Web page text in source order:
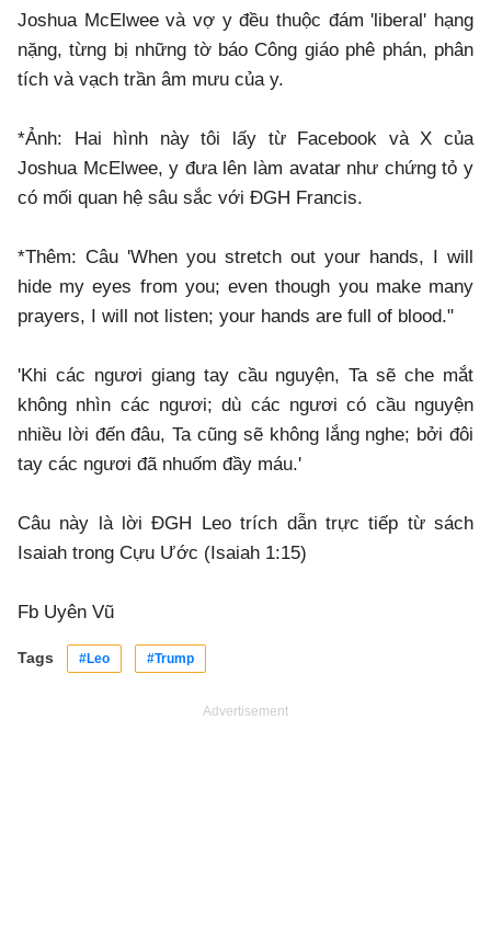
Joshua McElwee và vợ y đều thuộc đám 'liberal' hạng
nặng, từng bị những tờ báo Công giáo phê phán, phân
tích và vạch trần âm mưu của y.
*Ảnh: Hai hình này tôi lấy từ Facebook và X của
Joshua McElwee, y đưa lên làm avatar như chứng tỏ y
có mối quan hệ sâu sắc với ĐGH Francis.
*Thêm: Câu 'When you stretch out your hands, I will
hide my eyes from you; even though you make many
prayers, I will not listen; your hands are full of blood."
'Khi các ngươi giang tay cầu nguyện, Ta sẽ che mắt
không nhìn các ngươi; dù các ngươi có cầu nguyện
nhiều lời đến đâu, Ta cũng sẽ không lắng nghe; bởi đôi
tay các ngươi đã nhuốm đầy máu.'
Câu này là lời ĐGH Leo trích dẫn trực tiếp từ sách
Isaiah trong Cựu Ước (Isaiah 1:15)
Fb Uyên Vũ
Tags #Leo #Trump
Advertisement